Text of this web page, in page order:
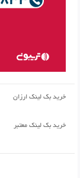
خرید بک لینک ارزان
خرید بک لینک معتبر